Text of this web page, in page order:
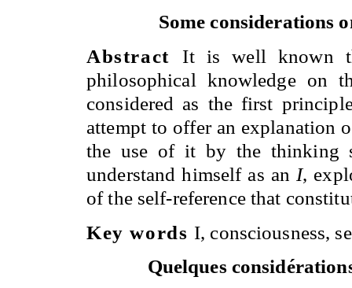
Some considerations
Abstract It is well known
philosophical knowledge on
considered as the first
attempt to offer an explanation
the use of it by the thinking
understand himself as an I,
of the self-reference that
Key words I, consciousness,
Quelques